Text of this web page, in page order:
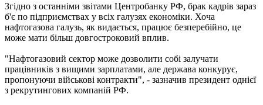
Згідно з останніми звітами Центробанку РФ, брак кадрів зараз
б'є по підприємствах у всіх галузях економіки. Хоча
нафтогазова галузь, як видається, працює безперебійно, це
може мати більш довгостроковий вплив.
"Нафтогазовий сектор може дозволити собі залучати
працівників з вищими зарплатами, але держава конкурує,
пропонуючи військові контракти", - зазначив президент однієї
з рекрутингових компаній РФ.